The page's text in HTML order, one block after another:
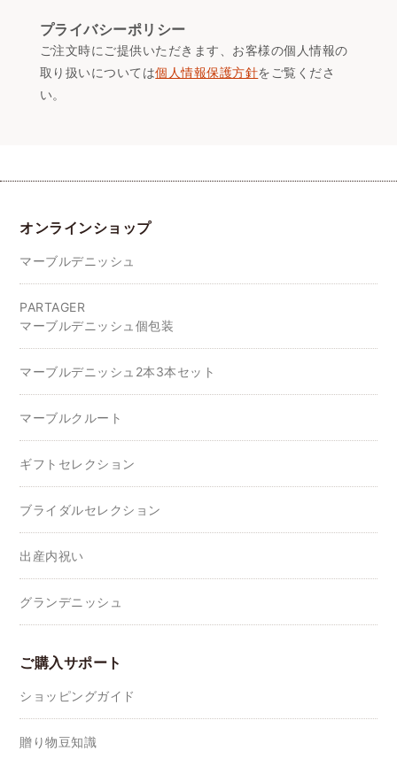
プライバシーポリシー
ご注文時にご提供いただきます、お客様の個人情報の
取り扱いについては個人情報保護方針をご覧くださ
い。
オンラインショップ
マーブルデニッシュ
PARTAGER
マーブルデニッシュ個包装
マーブルデニッシュ2本3本セット
マーブルクルート
ギフトセレクション
ブライダルセレクション
出産内祝い
グランデニッシュ
ご購入サポート
ショッピングガイド
贈り物豆知識